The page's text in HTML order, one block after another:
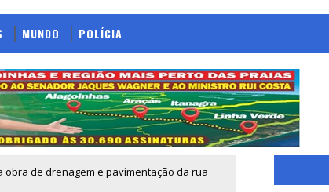
MUNDO POLÍCIA
de drenagem e pavimentação da rua